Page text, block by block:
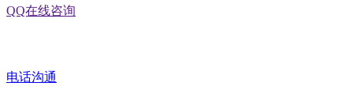
QQ在线咨询
电话沟通